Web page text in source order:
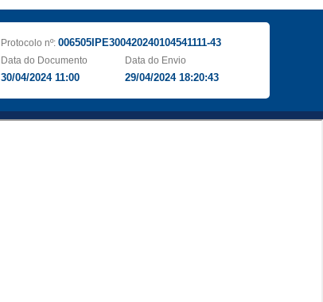
Protocolo nº: 006505IPE300420240104541111-43
Data do Documento
30/04/2024 11:00
Data do Envio
29/04/2024 18:20:43